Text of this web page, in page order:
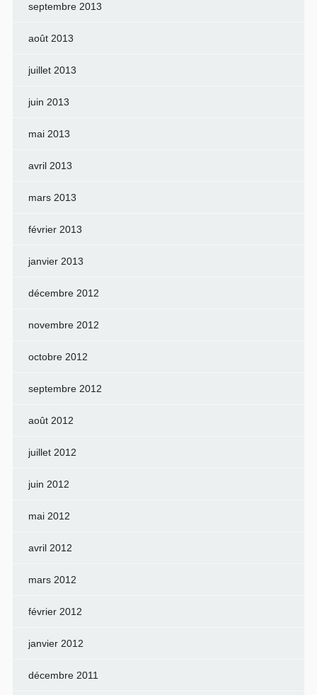
septembre 2013
août 2013
juillet 2013
juin 2013
mai 2013
avril 2013
mars 2013
février 2013
janvier 2013
décembre 2012
novembre 2012
octobre 2012
septembre 2012
août 2012
juillet 2012
juin 2012
mai 2012
avril 2012
mars 2012
février 2012
janvier 2012
décembre 2011